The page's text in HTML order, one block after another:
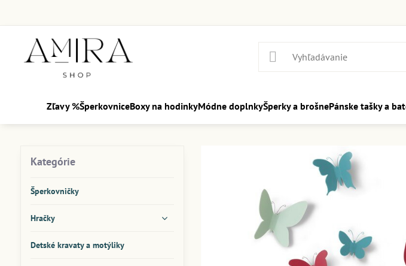
Zľavy %ŠperkovniceBoxy na hodinkyMódne doplnkyŠperky a brošnePánske tašky a
Kategórie
Šperkovničky
Hračky
Detské kravaty a motýliky